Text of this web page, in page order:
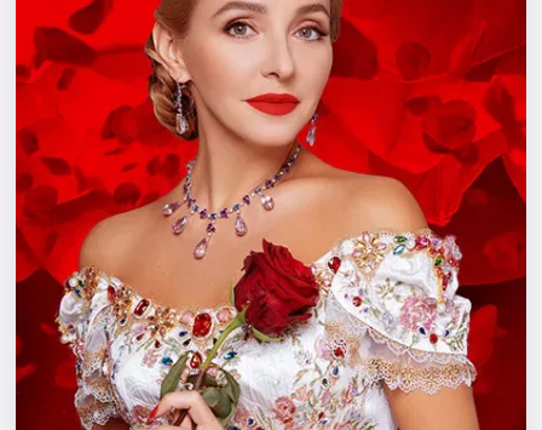
Экскурсии
Спорт
События
Города
Площадки
Артисты
Рейтинги